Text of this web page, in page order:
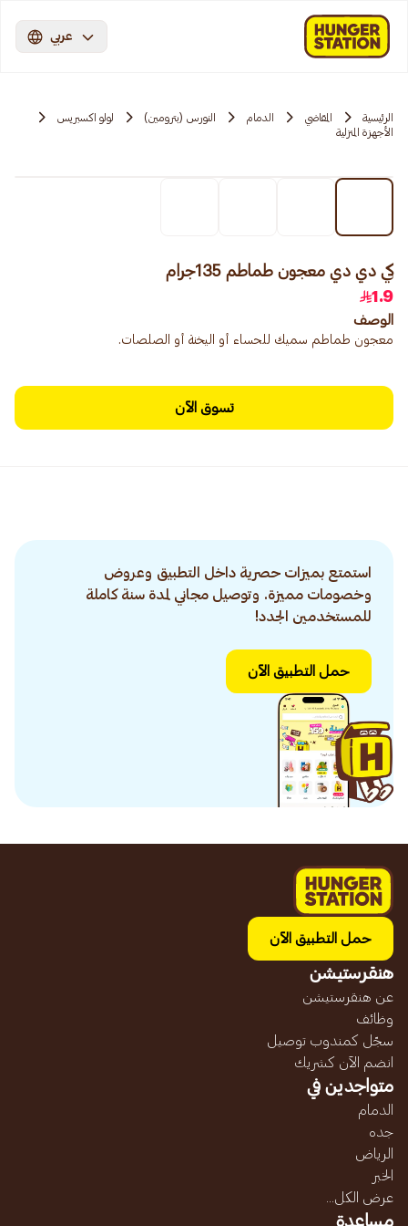
عربي
الرئيسية المقاضي الدمام النورس (بترومين)
لولو اكسبريس
الأجهزة المنزلية
كي دي دي معجون طماطم 135جرام
1.9
الوصف
معجون طماطم سميك للحساء أو اليخنة أو الصلصات.
تسوق الآن
استمتع بميزات حصرية داخل التطبيق وعروض
وخصومات مميزة. وتوصيل مجاني لمدة سنة كاملة
للمستخدمين الجدد!
حمل التطبيق الآن
حمل التطبيق الآن
هنقرستيشن
عن هنقرستيشن
وظائف
سجّل كمندوب توصيل
انضم الآن كشريك
متواجدين في
الدمام
جده
الرياض
الخبر
عرض الكل...
مساعدة